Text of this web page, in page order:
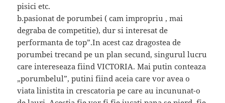
pisici etc.
b.pasionat de porumbei ( cam impropriu , mai
degraba de competitie), dur si interesat de
performanta de top”.In acest caz dragostea de
porumbei trecand pe un plan secund, singurul lucru
care intereseaza fiind VICTORIA. Mai putin conteaza
„porumbelul”, putini fiind aceia care vor avea o
viata linistita in crescatoria pe care au incununat-o